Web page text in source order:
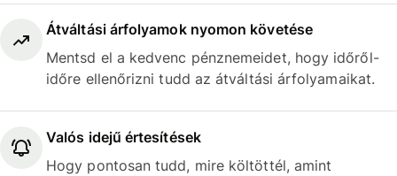
Átváltási árfolyamok nyomon követése
Mentsd el a kedvenc pénznemeidet, hogy időről-
időre ellenőrizni tudd az átváltási árfolyamaikat.
Valós idejű értesítések
Hogy pontosan tudd, mire költöttél, amint